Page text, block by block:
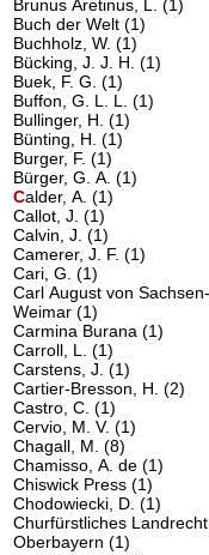
Brunus Aretinus, L.(1)
Buch der Welt(1)
Buchholz, W.(1)
Bücking, J. J. H.(1)
Buek, F. G.(1)
Buffon, G. L. L.(1)
Bullinger, H.(1)
Bünting, H.(1)
Burger, F.(1)
Bürger, G. A.(1)
Calder, A.(1)
Callot, J.(1)
Calvin, J.(1)
Camerer, J. F.(1)
Cari, G.(1)
Carl August von Sachsen-
Weimar(1)
Carmina Burana(1)
Carroll, L.(1)
Carstens, J.(1)
Cartier-Bresson, H.(2)
Castro, C.(1)
Cervio, M. V.(1)
Chagall, M.(8)
Chamisso, A. de(1)
Chiswick Press(1)
Chodowiecki, D.(1)
Churfürstliches
Oberbayern(1)